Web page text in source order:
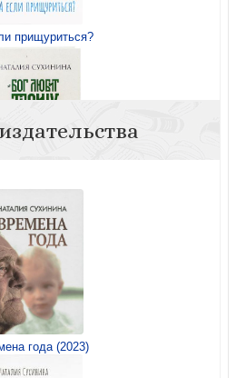
прищуриться?
любит Троицу
кем не спорю
года (2023)